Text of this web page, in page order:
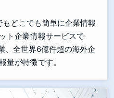
どこでも簡単に企業情報
ト企業情報サービスで
、全世界6億件超の海外企
量が特徴です。